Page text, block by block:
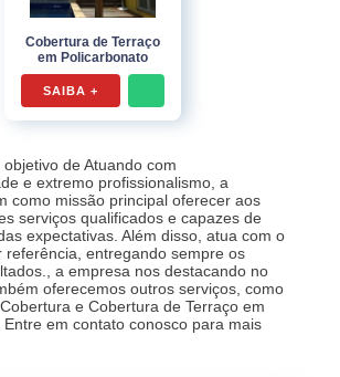
Cobertura de Terraço
em Policarbonato
SAIBA +
de Atuando com
e extremo profissionalismo, a
como missão principal oferecer aos
serviços qualificados e capazes de
expectativas. Além disso, atua com o
referência, entregando sempre os
a empresa nos destacando no
oferecemos outros serviços, como
e Cobertura de Terraço em
Entre em contato conosco para mais